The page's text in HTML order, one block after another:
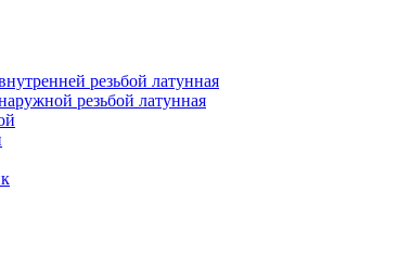
резьбой латунная
резьбой латунная